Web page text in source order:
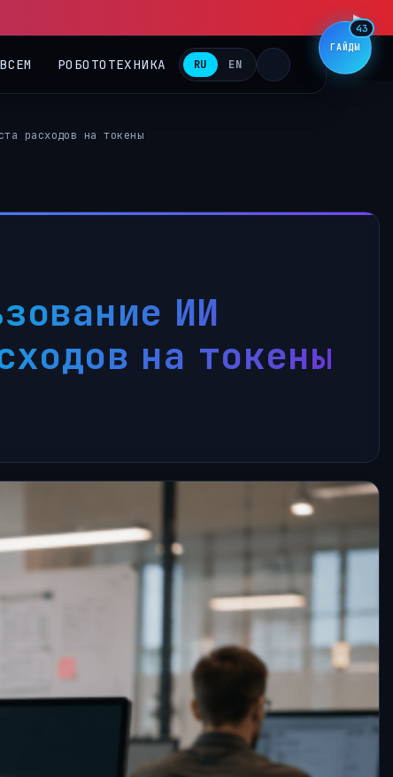
RU EN
расходов на токены
ИИ
на токены
ГАЙДЫ
43